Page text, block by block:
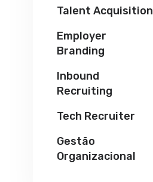
Talent Acquisition
Employer
Branding
Inbound
Recruiting
Tech Recruiter
Gestão
Organizacional